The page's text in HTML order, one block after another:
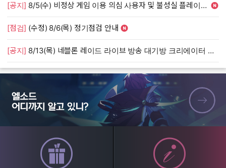
[공지] 8/5(수) 비정상 게임 이용 의심 사용자 및 불성실 플레이 단속 안내
[점검] (수정) 8/6(목) 정기점검 안내
[공지] 8/13(목) 네블론 레이드 라이브 방송 대기방 크리에이터 모집 안내
엘소드 어디까지 알고 있니?